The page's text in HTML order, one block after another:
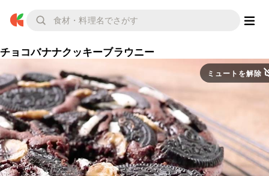
チョコバナナクッキーブラウニー
ミュートを解除